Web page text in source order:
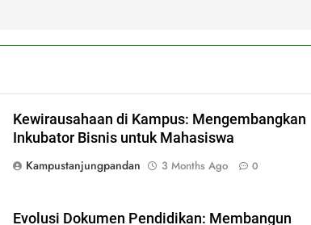
Kewirausahaan di Kampus: Mengembangkan
Inkubator Bisnis untuk Mahasiswa
Kampustanjungpandan
3 Months Ago 0
Evolusi Dokumen Pendidikan: Membangun